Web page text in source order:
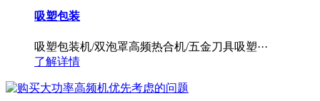
吸塑包装
吸塑包装机/双泡罩高频热合机/五金刀具吸塑···
了解详情